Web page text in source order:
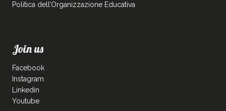
Politica dell’Organizzazione Educativa
Join us
Facebook
Instagram
Linkedin
Youtube